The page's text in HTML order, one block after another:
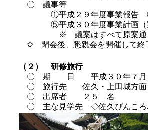
〇 議事等
①平成２９年度事業報告 ②平
⑤平成３０年度事業計画（
※ 議案はすべて原案通り
✩ 閉会後、懇親会を開催して終
（２） 研修旅行
〇 期 日 平成３０年７月３
〇 旅行先 佐久・上田城方面
〇 出席者 ２５ 名
〇 主な見学先 ◇佐久ぴんころ